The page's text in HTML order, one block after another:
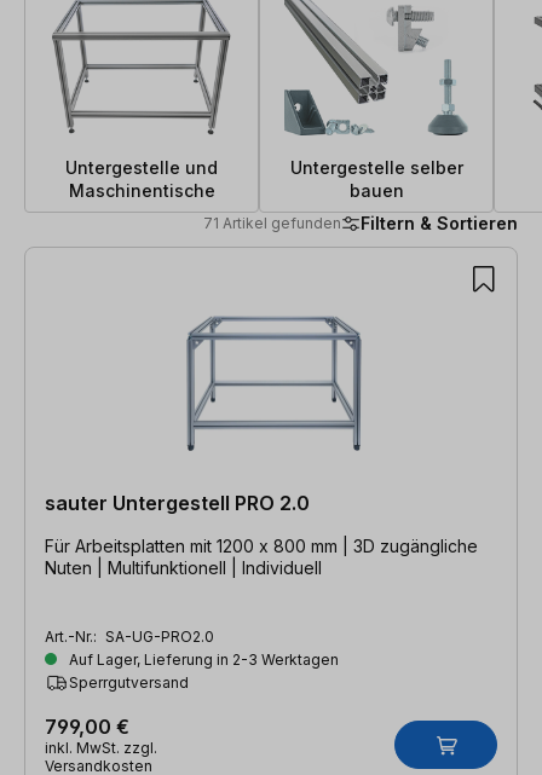
Untergestelle und
Maschinentische
Untergestelle selber
bauen
71 Artikel gefunden Filtern & Sortieren
71 Artikel gefunden
sauter Untergestell PRO 2.0
Für Arbeitsplatten mit 1200 x 800 mm | 3D zugängliche
Nuten | Multifunktionell | Individuell
Art.-Nr.: SA-UG-PRO2.0
Auf Lager, Lieferung in 2-3 Werktagen
Sperrgutversand
799,00 €
inkl. MwSt. zzgl.
Versandkosten